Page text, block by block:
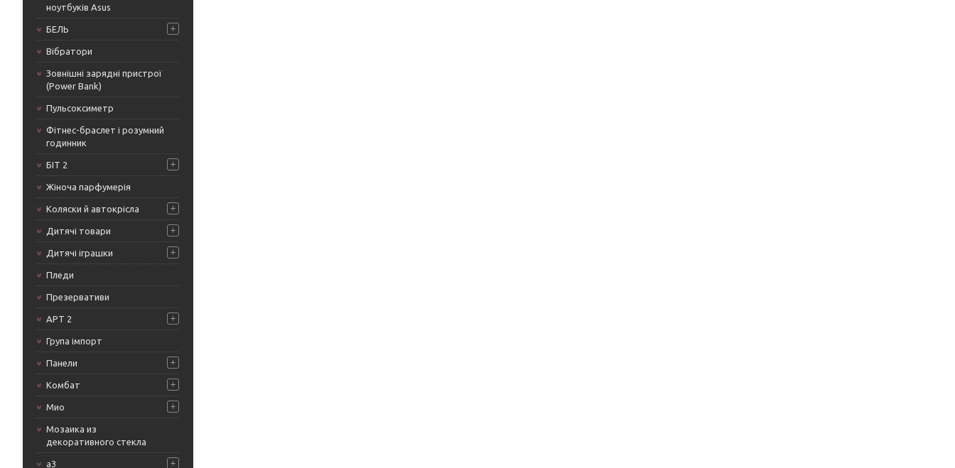
ноутбуків Asus
БЕЛЬ
Вібратори
Зовнішні зарядні пристрої
(Power Bank)
Пульсоксиметр
Фітнес-браслет і розумний
годинник
БІТ 2
Жіноча парфумерія
Коляски й автокрісла
Дитячі товари
Дитячі іграшки
Пледи
Презервативи
АРТ 2
Група імпорт
Панели
Комбат
Мио
Мозаика из
декоративного стекла
а3